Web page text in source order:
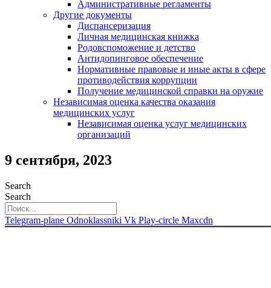
Административные регламенты
Другие документы
Диспансеризация
Личная медицинская книжка
Родовспоможение и детство
Антидопинговое обеспечение
Нормативные правовые и иные акты в сфере
противодействия коррупции
Получение медицинской справки на оружие
Независимая оценка качества оказания
медицинских услуг
Независимая оценка услуг медицинскиx
организаций
9 сентября, 2023
Search
Search
Telegram-plane Odnoklassniki Vk Play-circle Maxcdn